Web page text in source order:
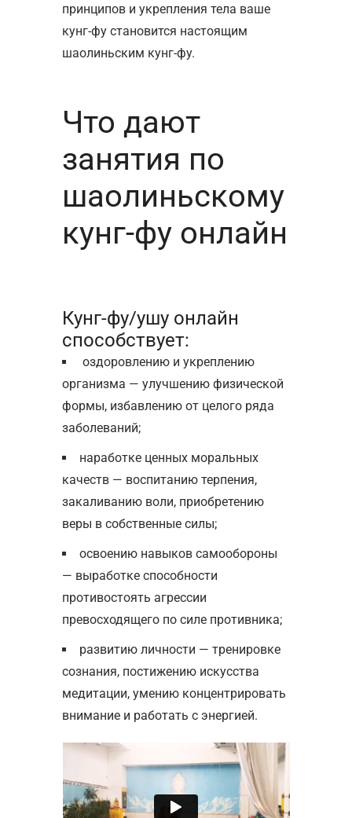
принципов и укрепления тела ваше
кунг-фу становится настоящим
шаолиньским кунг-фу.
Что дают
занятия по
шаолиньскому
кунг-фу онлайн
Кунг-фу/ушу онлайн
способствует:
оздоровлению и укреплению
организма — улучшению физической
формы, избавлению от целого ряда
заболеваний;
наработке ценных моральных
качеств — воспитанию терпения,
закаливанию воли, приобретению
веры в собственные силы;
освоению навыков самообороны
— выработке способности
противостоять агрессии
превосходящего по силе противника;
развитию личности — тренировке
сознания, постижению искусства
медитации, умению концентрировать
внимание и работать с энергией.